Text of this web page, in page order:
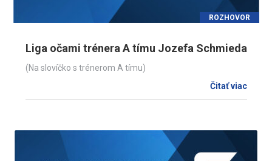
ROZHOVOR
Liga očami trénera A tímu Jozefa Schmieda
(Na slovíčko s trénerom A tímu)
Čitať viac